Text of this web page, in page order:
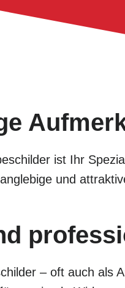
ist Ihr
und
– oft auch als